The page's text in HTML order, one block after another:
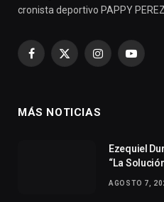
cronista deportivo PAPPY PEREZ.
Facebook
X
Instagram
MÁS NOTICIAS
Ezequiel
“La
AGOSTO 7,